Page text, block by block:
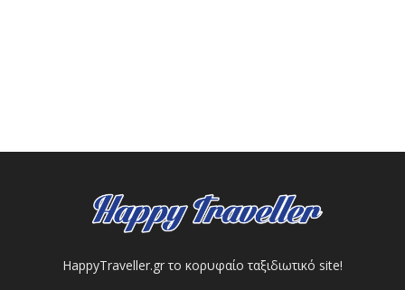
HappyTraveller.gr το κορυφαίο ταξιδιωτικό site!